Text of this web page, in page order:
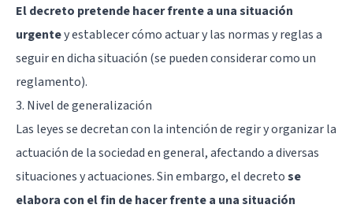
El decreto pretende hacer frente a una situación
urgentey establecer cómo actuar y las normas y reglas a
seguir en dicha situación (se pueden considerar como un
reglamento).
3. Nivel de generalización
Las leyes se decretan con la intención de regir y organizar la
actuación de la sociedad en general, afectando a diversas
situaciones y actuaciones. Sin embargo, el decretose
elabora con el fin de hacer frente a una situación